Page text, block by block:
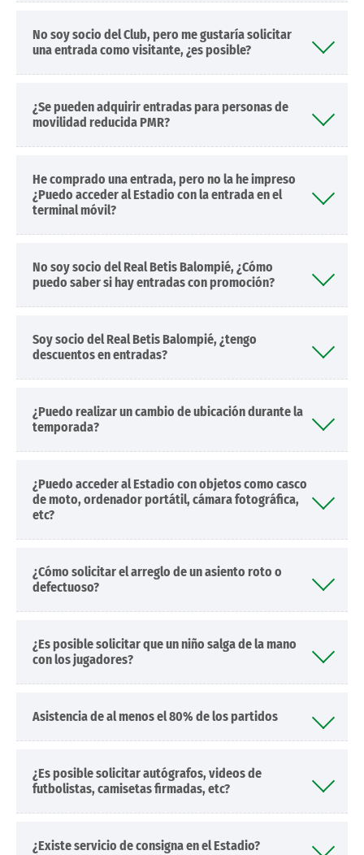
No soy socio del Club, pero me gustaría solicitar
una entrada como visitante, ¿es posible?
¿Se pueden adquirir entradas para personas de
movilidad reducida PMR?
He comprado una entrada, pero no la he impreso
¿Puedo acceder al Estadio con la entrada en el
terminal móvil?
No soy socio del Real Betis Balompié, ¿Cómo
puedo saber si hay entradas con promoción?
Soy socio del Real Betis Balompié, ¿tengo
descuentos en entradas?
¿Puedo realizar un cambio de ubicación durante la
temporada?
¿Puedo acceder al Estadio con objetos como casco
de moto, ordenador portátil, cámara fotográfica,
etc?
¿Cómo solicitar el arreglo de un asiento roto o
defectuoso?
¿Es posible solicitar que un niño salga de la mano
con los jugadores?
Asistencia de al menos el 80% de los partidos
¿Es posible solicitar autógrafos, videos de
futbolistas, camisetas firmadas, etc?
¿Existe servicio de consigna en el Estadio?